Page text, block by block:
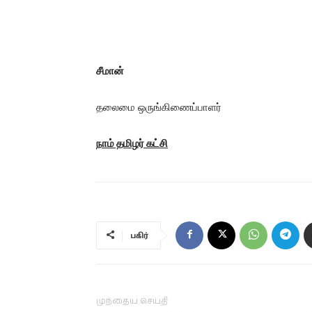
சீமான்
தலைமை ஒருங்கிணைப்பாளர்
நாம் தமிழர் கட்சி
பகிர்
முந்தைய செய்தி